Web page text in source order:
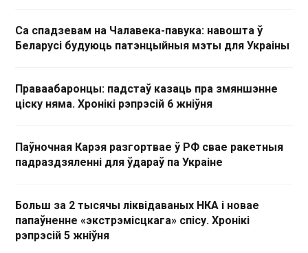
Са спадзевам на Чалавека-павука: навошта ў
Беларусі будуюць патэнцыйныя мэты для Украіны
Праваабаронцы: падстаў казаць пра змяншэнне
ціску няма. Хронікі рэпрэсій 6 жніўня
Паўночная Карэя разгортвае ў РФ свае ракетныя
падраздзяленні для ўдараў па Украіне
Больш за 2 тысячы ліквідаваных НКА і новае
папаўненне «экстрэмісцкага» спісу. Хронікі
рэпрэсій 5 жніўня